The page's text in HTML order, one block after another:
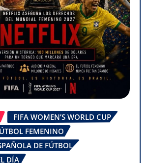
FIFA WOMEN’S WORLD CUP
FEMENINO
DE FÚTBOL
DÍA